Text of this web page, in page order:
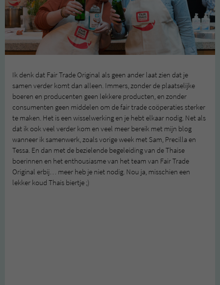
Ik denk dat Fair Trade Original als geen ander laat zien dat je
samen verder komt dan alleen. Immers, zonder de plaatselijke
boeren en producenten geen lekkere producten, en zonder
consumenten geen middelen om de fair trade coöperaties sterker
te maken. Het is een wisselwerking en je hebt elkaar nodig. Net als
dat ik ook veel verder kom en veel meer bereik met mijn blog
wanneer ik samenwerk, zoals vorige week met Sam, Precilla en
Tessa. En dan met de bezielende begeleiding van de Thaise
boerinnen en het enthousiasme van het team van Fair Trade
Original erbij… meer heb je niet nodig. Nou ja, misschien een
lekker koud Thais biertje ;)